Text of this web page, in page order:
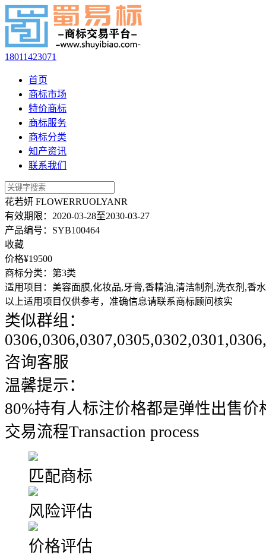
18011423071
首页
商标市场
特价商标
商标服务
商标分类
知产资讯
联系我们
花若妍 FLOWERRUOLYANR
有效期限： 2020-03-28至2030-03-27
产品编号： SYB100464
收藏
价格¥19500
商标分类： 第3类
适用项目： 美容面膜,化妆品,牙膏,香精油,清洁制剂,洗衣剂,香
以上适用项目仅供参考，准确信息请联系商标顾问核实
类似群组：
咨询客服
温馨提示：
80%持有人标注价格都是弹性出售
交易流程Transaction process
匹配商标
风险评估
价格评估